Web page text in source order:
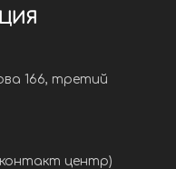
166, третий
центр)